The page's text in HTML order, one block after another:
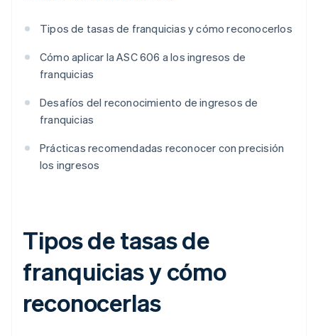
Tipos de tasas de franquicias y cómo reconocerlos
Cómo aplicar la ASC 606 a los ingresos de
franquicias
Desafíos del reconocimiento de ingresos de
franquicias
Prácticas recomendadas reconocer con precisión
los ingresos
Tipos de tasas de
franquicias y cómo
reconocerlas